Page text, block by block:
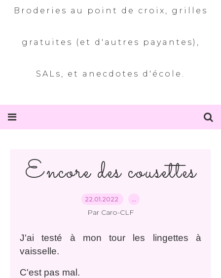
Broderies au point de croix, grilles
gratuites (et d'autres payantes),
SALs, et anecdotes d'école.
Encore des cousettes
22.01.2022 …
Par Caro-CLF
J'ai testé à mon tour les lingettes à
vaisselle.
C'est pas mal.